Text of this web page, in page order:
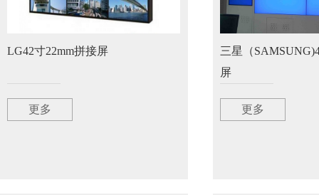
LG42寸22mm拼接屏
更多
三星（
屏
更多